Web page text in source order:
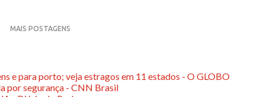
MAIS POSTAGENS
e para porto; veja estragos em 11 estados - O GLOBO
por segurança - CNN Brasil